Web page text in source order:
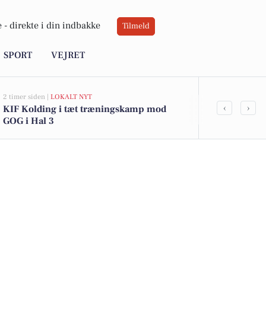
- direkte i din indbakke Tilmeld
SPORT VEJRET
2 timer siden | LOKALT NYT
KIF Kolding i tæt træningskamp mod
GOG i Hal 3
Solvarm
‹ ›